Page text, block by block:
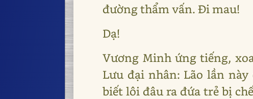
đường thẩm vấn. Đi mau!
Dạ!
Vương Minh ứng tiếng,
Lưu đại nhân: Lão lần
biết lôi đâu ra đứa trẻ bị